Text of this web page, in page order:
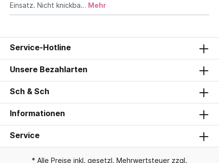
Einsatz. Nicht knickba… Mehr
Service-Hotline
Unsere Bezahlarten
Sch & Sch
Informationen
Service
* Alle Preise inkl. gesetzl. Mehrwertsteuer zzgl.